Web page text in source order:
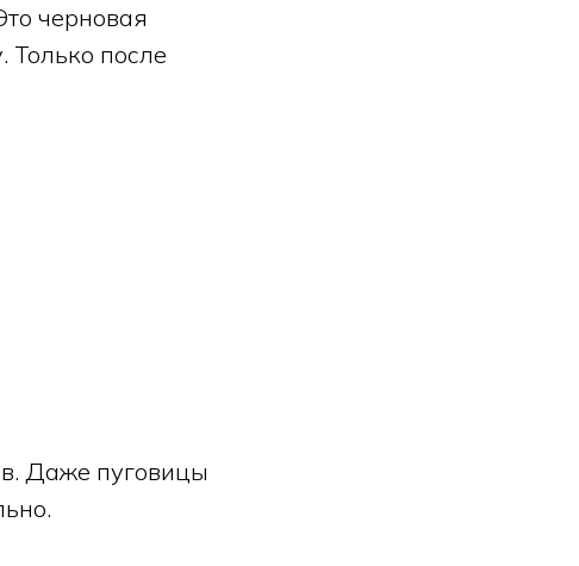
черновая
Только после
Даже пуговицы